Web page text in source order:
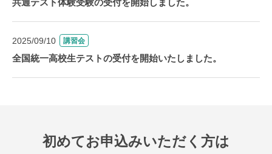
2025/09/10 講習会
全国統一高校生テストの受付を開始いたしました。
初めてお申込みいただく方は